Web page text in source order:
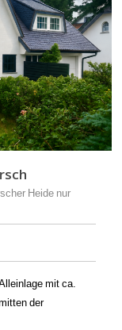
Heide nur
mit ca.
der